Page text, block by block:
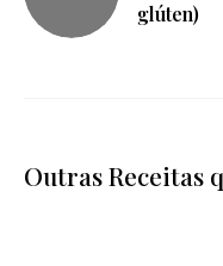
glúten)
Outras Receitas